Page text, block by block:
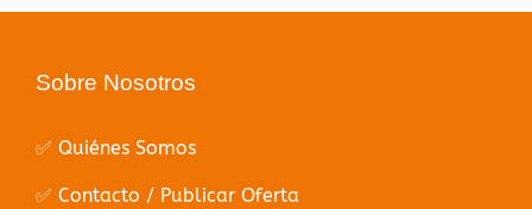
Sobre Nosotros
✅ Quiénes Somos
✅ Contacto / Publicar Oferta